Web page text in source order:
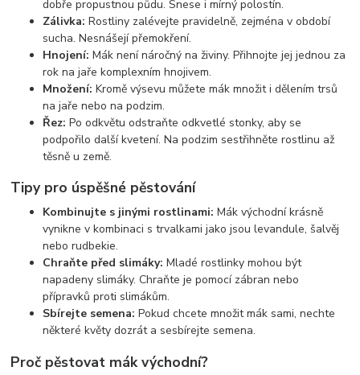
dobře propustnou půdu. Snese i mírný polostín.
Zálivka: Rostliny zalévejte pravidelně, zejména v období
sucha. Nesnášejí přemokření.
Hnojení: Mák není náročný na živiny. Přihnojte jej jednou za
rok na jaře komplexním hnojivem.
Množení: Kromě výsevu můžete mák množit i dělením trsů
na jaře nebo na podzim.
Řez: Po odkvětu odstraňte odkvetlé stonky, aby se
podpořilo další kvetení. Na podzim sestřihněte rostlinu až
těsně u země.
Tipy pro úspěšné pěstování
Kombinujte s jinými rostlinami: Mák východní krásně
vynikne v kombinaci s trvalkami jako jsou levandule, šalvěj
nebo rudbekie.
Chraňte před slimáky: Mladé rostlinky mohou být
napadeny slimáky. Chraňte je pomocí zábran nebo
přípravků proti slimákům.
Sbírejte semena: Pokud chcete množit mák sami, nechte
některé květy dozrát a sesbírejte semena.
Proč pěstovat mák východní?